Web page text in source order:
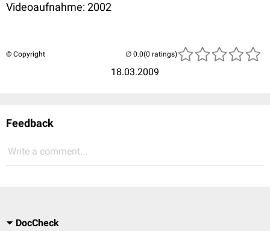
Videoaufnahme: 2002
© Copyright
18.03.2009
(0 ratings)
Feedback
Write a comment...
DocCheck